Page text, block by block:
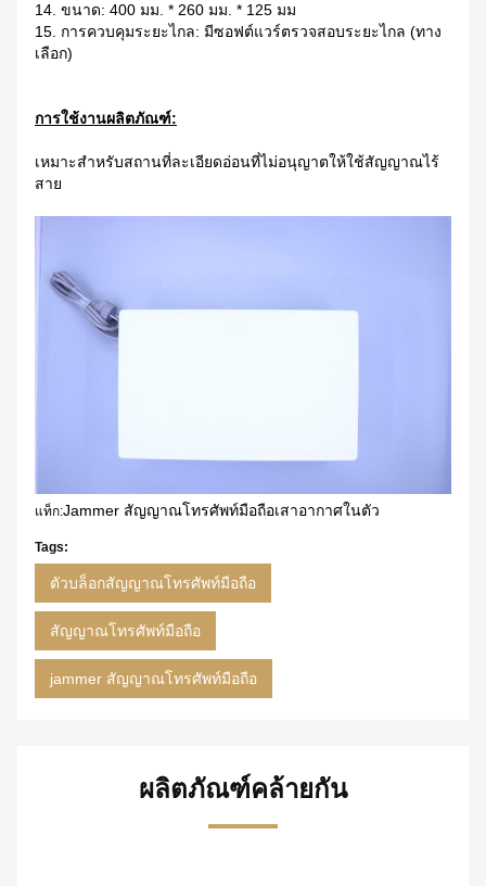
14. ขนาด: 400 มม. * 260 มม. * 125 มม
15. การควบคุมระยะไกล: มีซอฟต์แวร์ตรวจสอบระยะไกล (ทาง
เลือก)
การใช้งานผลิตภัณฑ์:
เหมาะสำหรับสถานที่ละเอียดอ่อนที่ไม่อนุญาตให้ใช้สัญญาณไร้
สาย
แท็ก:Jammer สัญญาณโทรศัพท์มือถือเสาอากาศในตัว
Tags:
ตัวบล็อกสัญญาณโทรศัพท์มือถือ
สัญญาณโทรศัพท์มือถือ
jammer สัญญาณโทรศัพท์มือถือ
ผลิตภัณฑ์คล้ายกัน